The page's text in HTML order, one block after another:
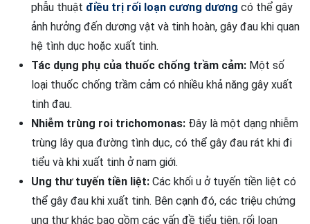
phẫu thuật điều trị rối loạn cương dương có thể gây
ảnh hưởng đến dương vật và tinh hoàn, gây đau khi quan
hệ tình dục hoặc xuất tinh.
Tác dụng phụ của thuốc chống trầm cảm: Một số
loại thuốc chống trầm cảm có nhiều khả năng gây xuất
tinh đau.
Nhiễm trùng roi trichomonas: Đây là một dạng nhiễm
trùng lây qua đường tình dục, có thể gây đau rát khi đi
tiểu và khi xuất tinh ở nam giới.
Ung thư tuyến tiền liệt: Các khối u ở tuyến tiền liệt có
thể gây đau khi xuất tinh. Bên cạnh đó, các triệu chứng
ung thư khác bao gồm các vấn đề tiểu tiện, rối loạn